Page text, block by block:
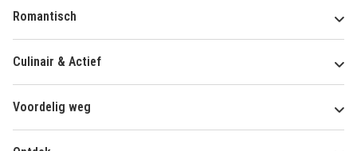
Romantisch
Culinair & Actief
Voordelig weg